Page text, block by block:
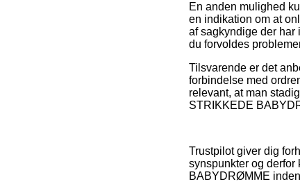
En anden mulighed
en indikation om at
af sagkyndige der
du forvoldes
Tilsvarende er det
forbindelse med
relevant, at man
STRIKKEDE
Trustpilot giver dig
synspunkter og
BABYDRØMME